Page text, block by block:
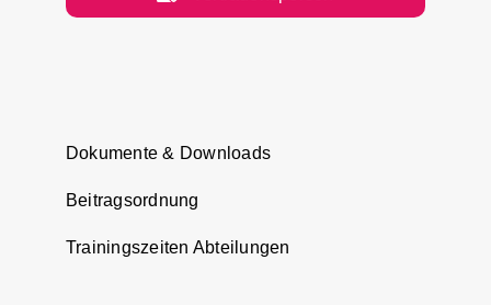
Dokumente & Downloads
Beitragsordnung
Trainingszeiten Abteilungen